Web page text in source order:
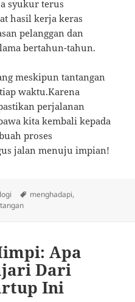
syukur terus
hasil kerja keras
pelanggan dan
bertahun-tahun.
meskipun tantangan
waktu.Karena
perjalanan
kita kembali kepada
proses
jalan menuju impian!
Tags
menghadapi,
Apa
Dari
Ini